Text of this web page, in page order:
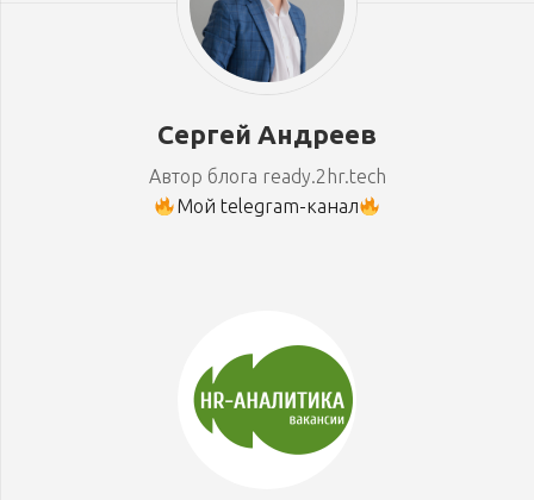
Сергей Андреев
Автор блога ready.2hr.tech
Мой telegram-канал